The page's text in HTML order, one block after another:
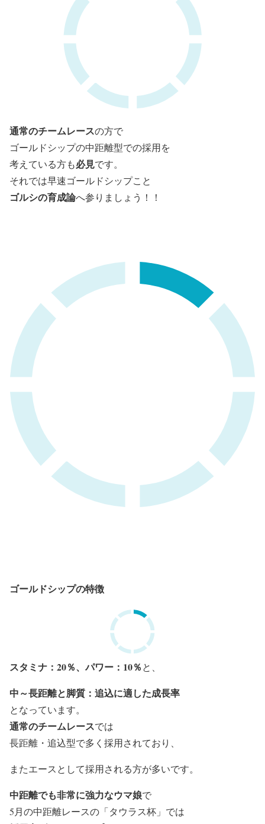
通常のチームレースの方で
ゴールドシップの中距離型での採用を
考えている方も必見です。
それでは早速ゴールドシップこと
ゴルシの育成論へ参りましょう！！
ゴールドシップの特徴
スタミナ：20％、パワー：10％と、
中～長距離と脚質：追込に適した成長率
となっています。
通常のチームレースでは
長距離・追込型で多く採用されており、
またエースとして採用される方が多いです。
中距離でも非常に強力なウマ娘で
5月の中距離レースの「タウラス杯」 では